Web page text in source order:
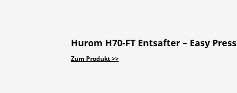
Hurom H70-FT Entsafter – Easy Press
Zum Produkt >>